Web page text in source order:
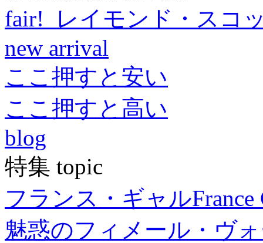
fair! レイモンド・スコ
new arrival
ここ押すと安い
ここ押すと高い
blog
特集 topic
フランス・ギャルFrance
魅惑のフィメール・ヴ